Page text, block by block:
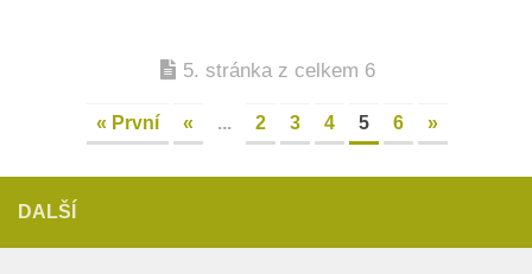
5. stránka z celkem 6
« První « ... 2 3 4 5 6 »
DALŠÍ